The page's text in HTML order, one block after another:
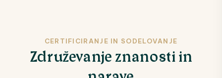
CERTIFICIRANJE IN SODELOVANJE
Združevanje znanosti in